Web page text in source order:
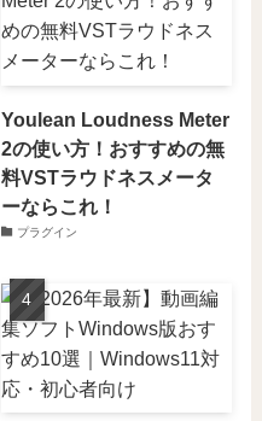
Youlean Loudness Meter
2の使い方！おすすめの無
料VSTラウドネスメータ
ーならこれ！
プラグイン